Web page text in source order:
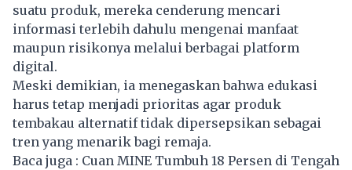
suatu produk, mereka cenderung mencari
informasi terlebih dahulu mengenai manfaat
maupun risikonya melalui berbagai platform
digital.
Meski demikian, ia menegaskan bahwa edukasi
harus tetap menjadi prioritas agar produk
tembakau alternatif tidak dipersepsikan sebagai
tren yang menarik bagi remaja.
Baca juga : Cuan MINE Tumbuh 18 Persen di Tengah